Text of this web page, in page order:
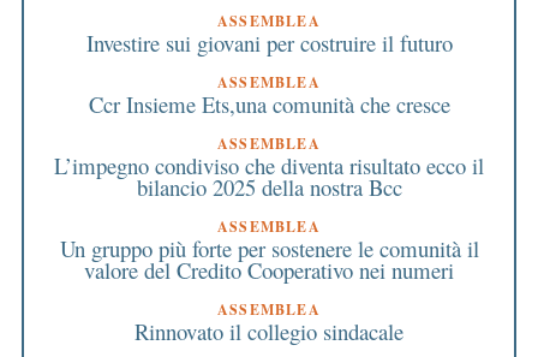
ASSEMBLEA
Investire sui giovani per costruire il futuro
ASSEMBLEA
Ccr Insieme Ets,una comunità che cresce
ASSEMBLEA
L’impegno condiviso che diventa risultato ecco il
bilancio 2025 della nostra Bcc
ASSEMBLEA
Un gruppo più forte per sostenere le comunità il
valore del Credito Cooperativo nei numeri
ASSEMBLEA
Rinnovato il collegio sindacale